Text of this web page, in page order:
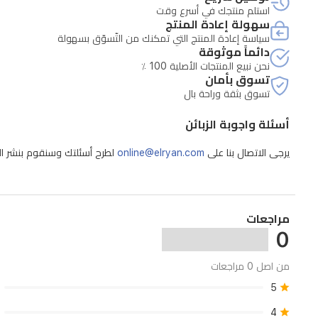
استلم منتجك في أسرع وقت
سهولة إعادة المنتج
سياسة إعادة المنتج التي تمكنك من التّسوّق بسهولة
دائماً موثوقة
نحن نبيع المنتجات الأصلية 100 ٪
تسوق بأمان
تسوق بثقة وراحة بال
أسئلة واجوبة الزبائن
يرجى الاتصال بنا على online@elryan.com لطرح أسئلتك وسنقوم بنشر
مراجعات
0
من اصل 0 مراجعات
5
4